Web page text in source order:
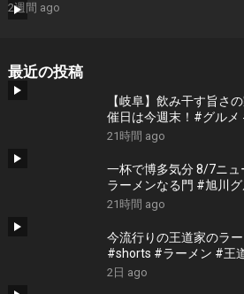
2週間 ago
最近の投稿
【岐阜】飲み干す旨さ
催日は今週末！#グルメ
21時間 ago
一杯で博多気分 8/7ニューオープン 博多とんこつ
ラーメンなる門 #旭川
川ランチ #北海道ラーメ
21時間 ago
今流行りの王道家のラ
#shorts #ラーメン #王
ン
2日 ago